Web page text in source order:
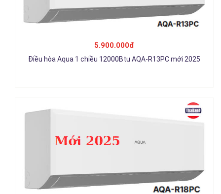
5.900.000đ
Điều hòa Aqua 1 chiều 12000Btu AQA-R13PC mới 2025
Điều hòa Aqua 1 chiều 18000Btu AQA-R18PC mới 2025
9.900.000đ